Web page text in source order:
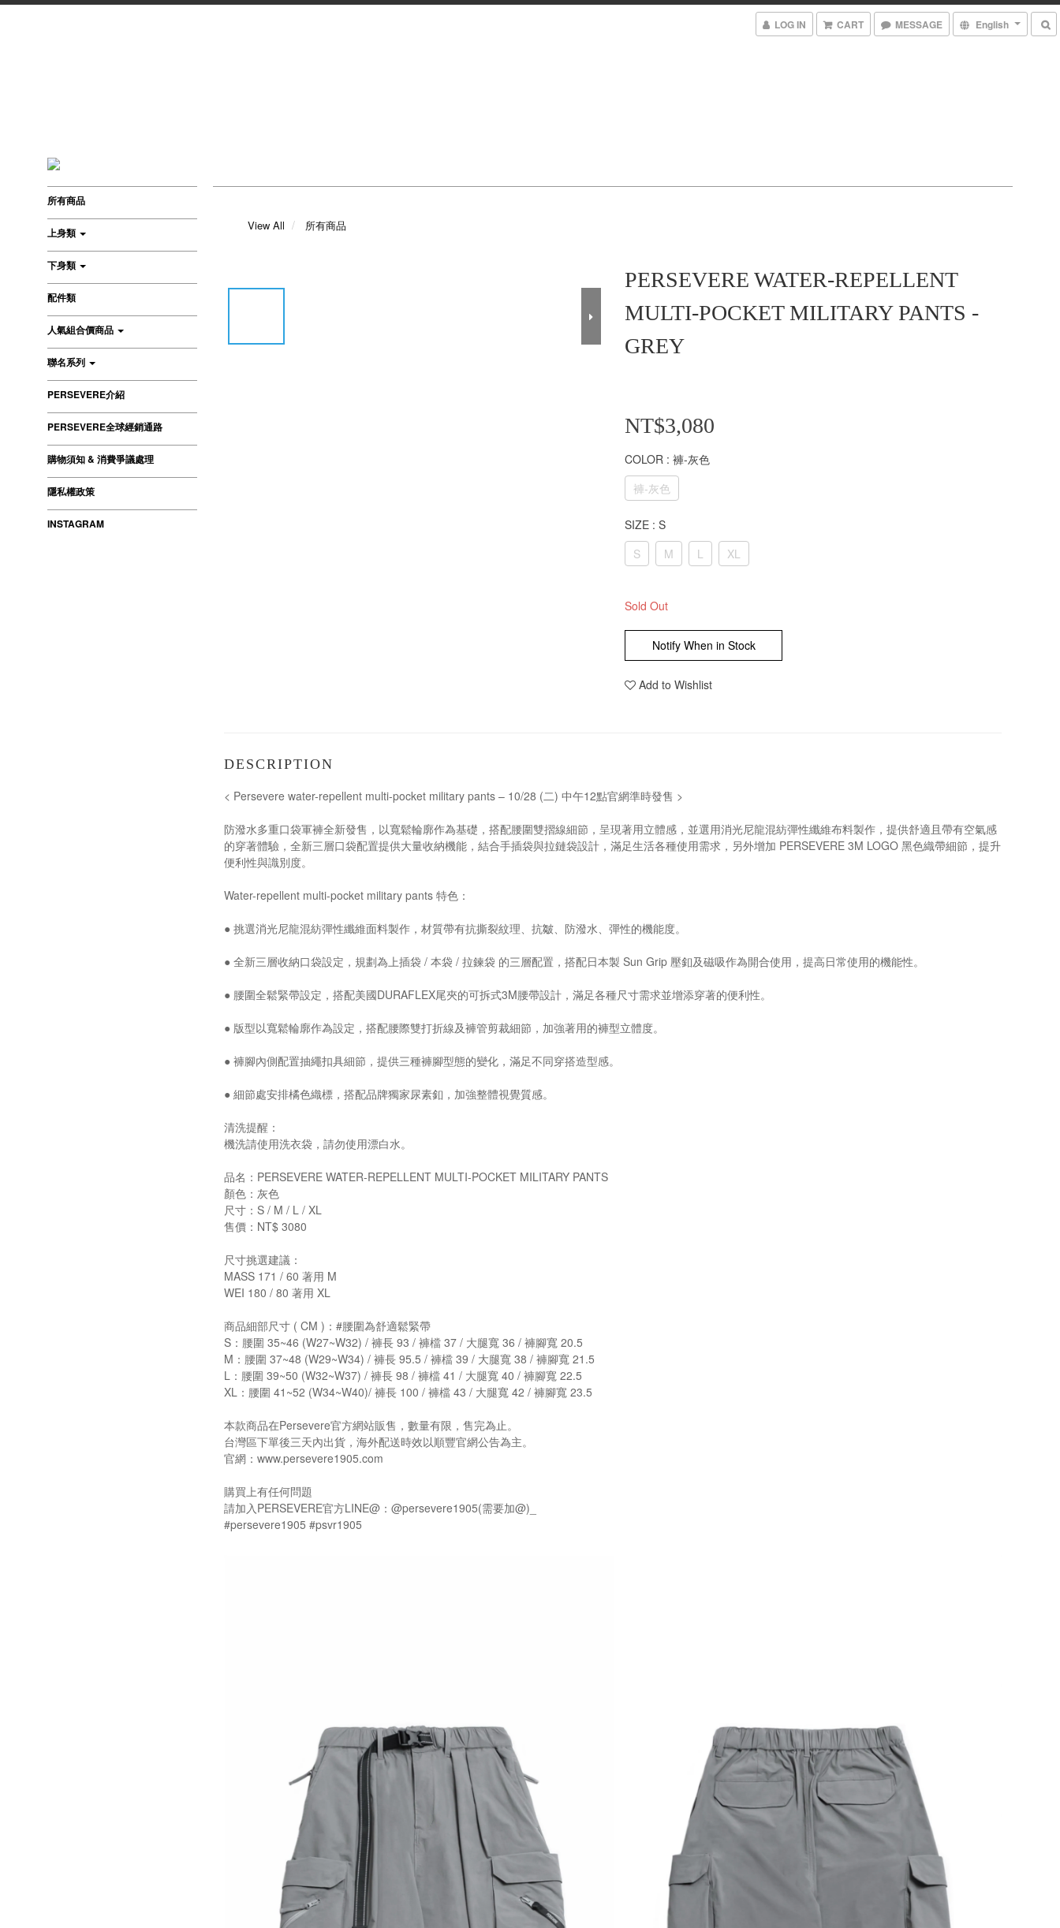
LOG IN CART MESSAGE English
所有商品
上身類
下身類
配件類
人氣組合價商品
聯名系列
PERSEVERE介紹
PERSEVERE全球經銷通路
購物須知 & 消費爭議處理
隱私權政策
INSTAGRAM
View All 所有商品
PERSEVERE WATER-REPELLENT
MULTI-POCKET MILITARY PANTS -
GREY
NT$3,080
COLOR : 褲-灰色
褲-灰色
SIZE : S
S
M L XL
Sold Out
Notify When in Stock
Add to Wishlist
DESCRIPTION
< Persevere water-repellent multi-pocket military pants – 10/28 (二) 中午12點官網準時發售 >
防潑水多重口袋軍褲全新發售，以寬鬆輪廓作為基礎，搭配腰圍雙摺線細節，呈現著用立體感，並選用消光尼龍混紡彈性纖維布料製作，提供舒適且帶有空氣感
的穿著體驗，全新三層口袋配置提供大量收納機能，結合手插袋與拉鏈袋設計，滿足生活各種使用需求，另外增加 PERSEVERE 3M LOGO 黑色織帶細節，提升
便利性與識別度。
Water-repellent multi-pocket military pants 特色：
● 挑選消光尼龍混紡彈性纖維面料製作，材質帶有抗撕裂紋理、抗皺、防潑水、彈性的機能度。
● 全新三層收納口袋設定，規劃為上插袋 / 本袋 / 拉鍊袋 的三層配置，搭配日本製 Sun Grip 壓釦及磁吸作為開合使用，提高日常使用的機能性。
● 腰圍全鬆緊帶設定，搭配美國DURAFLEX尾夾的可拆式3M腰帶設計，滿足各種尺寸需求並增添穿著的便利性。
● 版型以寬鬆輪廓作為設定，搭配腰際雙打折線及褲管剪裁細節，加強著用的褲型立體度。
● 褲腳內側配置抽繩扣具細節，提供三種褲腳型態的變化，滿足不同穿搭造型感。
● 細節處安排橘色織標，搭配品牌獨家尿素釦，加強整體視覺質感。
清洗提醒：
機洗請使用洗衣袋，請勿使用漂白水。
品名：PERSEVERE WATER-REPELLENT MULTI-POCKET MILITARY PANTS
顏色：灰色
尺寸：S / M / L / XL
售價：NT$ 3080
尺寸挑選建議：
MASS 171 / 60 著用 M
WEI 180 / 80 著用 XL
商品細部尺寸 ( CM )：#腰圍為舒適鬆緊帶
S：腰圍 35~46 (W27~W32) / 褲長 93 / 褲檔 37 / 大腿寬 36 / 褲腳寬 20.5
M：腰圍 37~48 (W29~W34) / 褲長 95.5 / 褲檔 39 / 大腿寬 38 / 褲腳寬 21.5
L：腰圍 39~50 (W32~W37) / 褲長 98 / 褲檔 41 / 大腿寬 40 / 褲腳寬 22.5
XL：腰圍 41~52 (W34~W40)/ 褲長 100 / 褲檔 43 / 大腿寬 42 / 褲腳寬 23.5
本款商品在Persevere官方網站販售，數量有限，售完為止。
台灣區下單後三天內出貨，海外配送時效以順豐官網公告為主。
官網：www.persevere1905.com
購買上有任何問題
請加入PERSEVERE官方LINE@：@persevere1905(需要加@)_
#persevere1905 #psvr1905